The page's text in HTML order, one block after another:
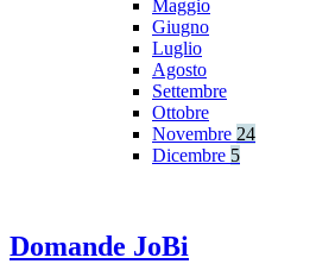
Maggio
Giugno
Luglio
Agosto
Settembre
Ottobre
Novembre 24
Dicembre 5
Domande JoBi